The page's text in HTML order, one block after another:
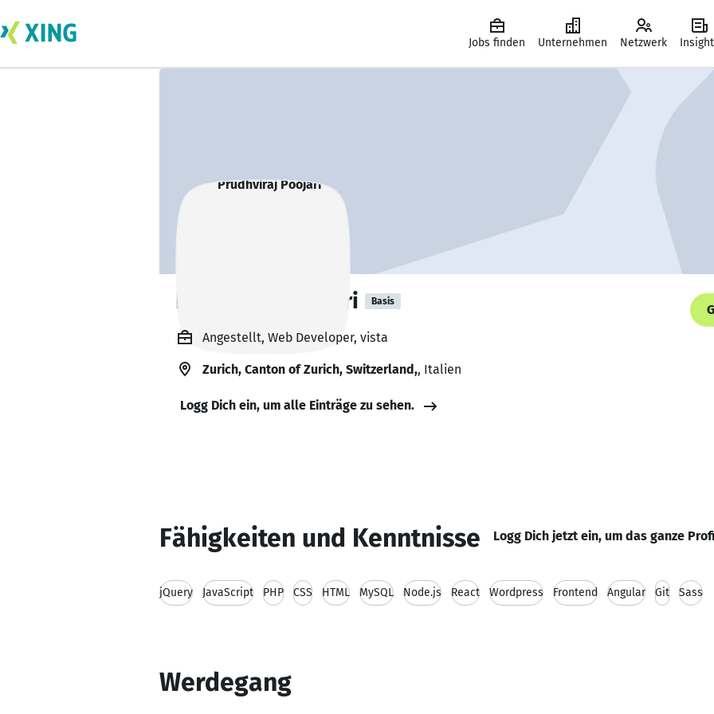
Jobs finden Unternehmen Netzwerk
Prudhviraj Poojari Basis
Angestellt, Web Developer, vista
Zurich, Canton of Zurich, Switzerland,, Italien
Logg Dich ein, um alle Einträge zu sehen.
Fähigkeiten und Kenntnisse Logg Dich jetzt ein, um das ganze
jQuery JavaScript PHP CSS HTML MySQL Node.js React Wordpress Frontend Angular Git Sass
Werdegang